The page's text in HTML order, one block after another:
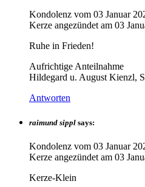
Kondolenz vom 03 Januar
Kerze angezündet am 03
Ruhe in Frieden!
Aufrichtige Anteilnahme
Hildegard u. August Kienzl,
Antworten
raimund sippl says:
Kondolenz vom 03 Januar
Kerze angezündet am 03
Kerze-Klein